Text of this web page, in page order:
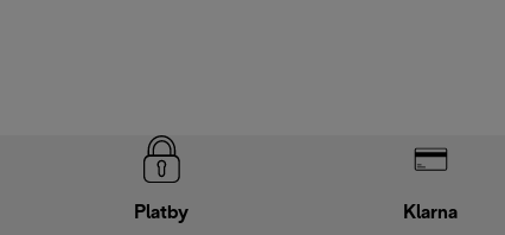
Platby Klarna